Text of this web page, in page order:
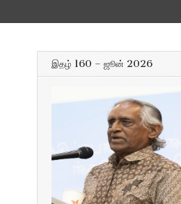
இதழ் 160 – ஜூன் 2026